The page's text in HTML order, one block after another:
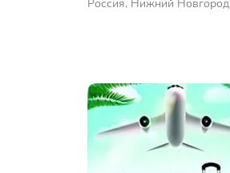
Россия, Нижний Новгород